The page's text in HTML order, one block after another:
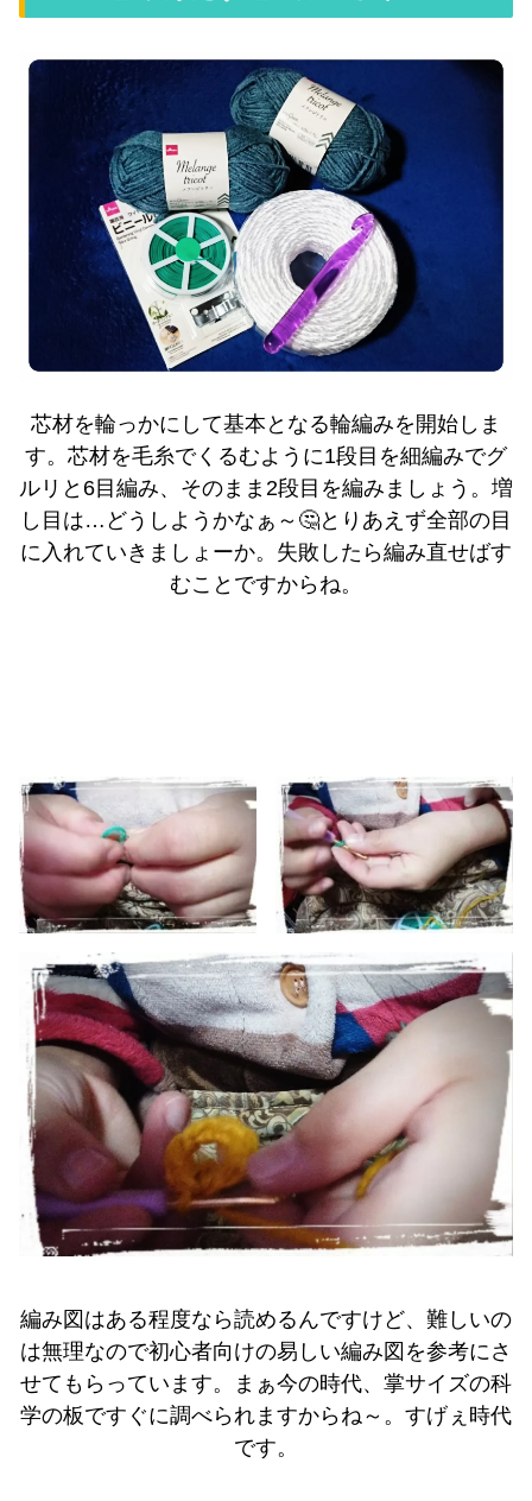
芯材を輪っかにして基本となる輪編みを開始しま
す。芯材を毛糸でくるむように1段目を細編みでグ
ルリと6目編み、そのまま2段目を編みましょう。増
し目は…どうしようかなぁ～🤔とりあえず全部の目
に入れていきましょーか。失敗したら編み直せばす
むことですからね。
編み図はある程度なら読めるんですけど、難しいの
は無理なので初心者向けの易しい編み図を参考にさ
せてもらっています。まぁ今の時代、掌サイズの科
学の板ですぐに調べられますからね～。すげぇ時代
です。